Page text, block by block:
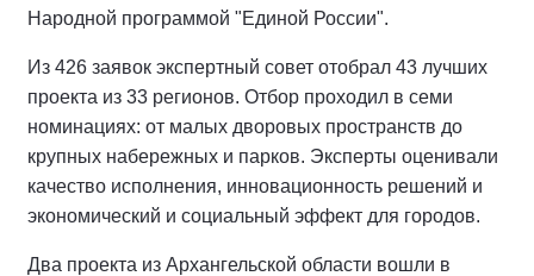
Народной программой "Единой России".
Из 426 заявок экспертный совет отобрал 43 лучших
проекта из 33 регионов. Отбор проходил в семи
номинациях: от малых дворовых пространств до
крупных набережных и парков. Эксперты оценивали
качество исполнения, инновационность решений и
экономический и социальный эффект для городов.
Два проекта из Архангельской области вошли в